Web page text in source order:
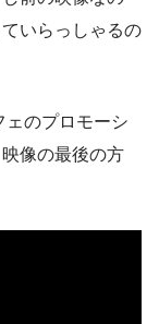
いらっしゃるの
ェのプロモーシ
像の最後の方